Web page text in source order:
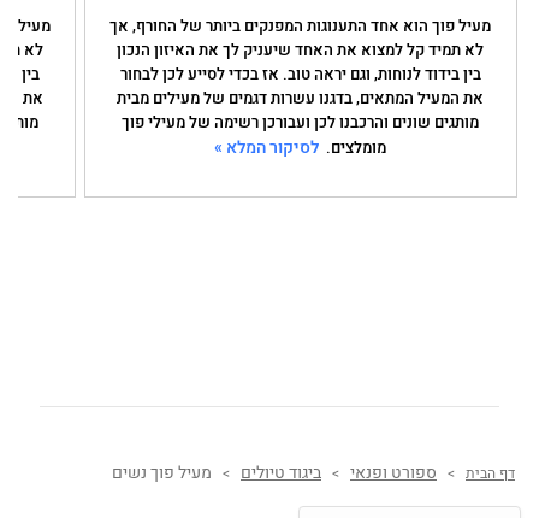
מעיל פוך הוא אחד התענוגות המפנקים ביותר של החורף, אך
לא תמיד קל למצוא את האחד שיעניק לך את האיזון הנכון
בין בידוד לנוחות, וגם יראה טוב. אז בכדי לסייע לכן לבחור
את המעיל המתאים, בדגנו עשרות דגמים של מעילים מבית
מותגים שונים והרכבנו לכן ועבורכן רשימה של מעילי פוך
מומלצים. לסיקור המלא »
מעיל
לא
בין
את
דף הבית > ספורט ופנאי > ביגוד טיולים > מעיל פוך נשים